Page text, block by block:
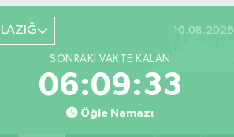
10.08.2026
SONRAKI VAKTE KALAN
06:09:32
Öğle Namazı